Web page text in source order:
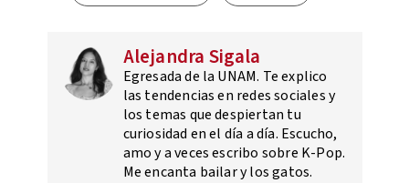
Alejandra Sigala
Egresada de la UNAM. Te explico
las tendencias en redes sociales y
los temas que despiertan tu
curiosidad en el día a día. Escucho,
amo y a veces escribo sobre K-Pop.
Me encanta bailar y los gatos.